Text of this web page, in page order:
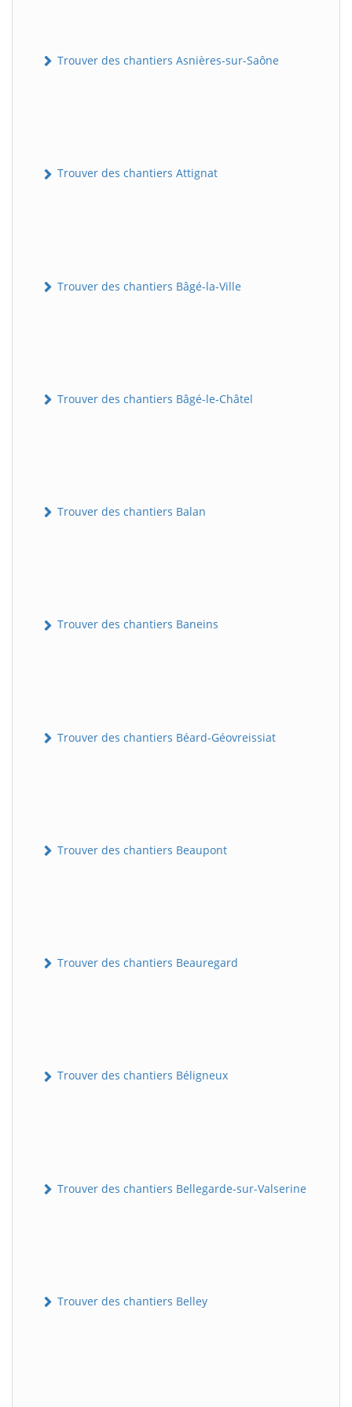
Trouver des chantiers Asnières-sur-Saône
Trouver des chantiers Attignat
Trouver des chantiers Bâgé-la-Ville
Trouver des chantiers Bâgé-le-Châtel
Trouver des chantiers Balan
Trouver des chantiers Baneins
Trouver des chantiers Béard-Géovreissiat
Trouver des chantiers Beaupont
Trouver des chantiers Beauregard
Trouver des chantiers Béligneux
Trouver des chantiers Bellegarde-sur-Valserine
Trouver des chantiers Belley